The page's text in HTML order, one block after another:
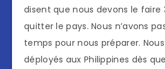
disent que nous devons le
quitter le pays. Nous n’avons
temps pour nous préparer.
déployés aux Philippines dès